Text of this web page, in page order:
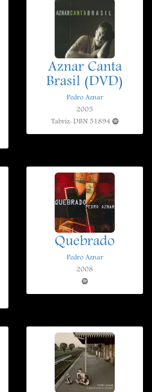
Aznar Canta
Brasil (DVD)
Pedro Aznar
2005
Tabriz-DBN 51894
Quebrado
Pedro Aznar
2008